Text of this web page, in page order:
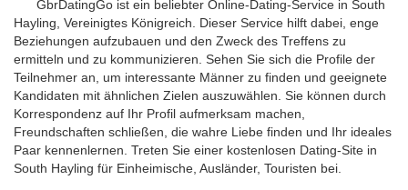
GbrDatingGo ist ein beliebter Online-Dating-Service in South
Hayling, Vereinigtes Königreich. Dieser Service hilft dabei, enge
Beziehungen aufzubauen und den Zweck des Treffens zu
ermitteln und zu kommunizieren. Sehen Sie sich die Profile der
Teilnehmer an, um interessante Männer zu finden und geeignete
Kandidaten mit ähnlichen Zielen auszuwählen. Sie können durch
Korrespondenz auf Ihr Profil aufmerksam machen,
Freundschaften schließen, die wahre Liebe finden und Ihr ideales
Paar kennenlernen. Treten Sie einer kostenlosen Dating-Site in
South Hayling für Einheimische, Ausländer, Touristen bei.